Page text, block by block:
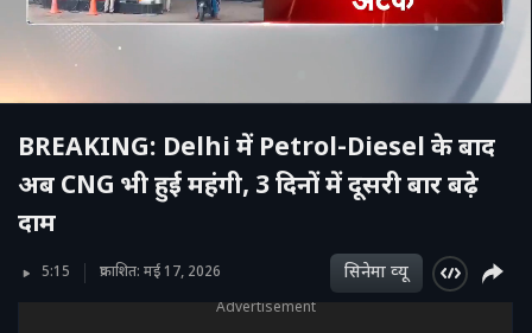
BREAKING: Delhi में Petrol-Diesel के बाद
अब CNG भी हुई महंगी, 3 दिनों में दूसरी बार बढ़े
दाम
5:15 प्रकाशित: मई 17, 2026 सिनेमा व्‍यू
Advertisement